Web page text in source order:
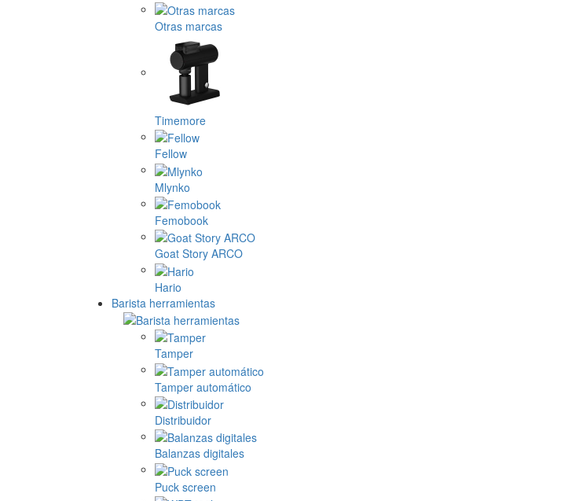
Otras marcas
Timemore
Fellow
Mlynko
Femobook
Goat Story ARCO
Hario
Barista herramientas
Tamper
Tamper automático
Distribuidor
Balanzas digitales
Puck screen